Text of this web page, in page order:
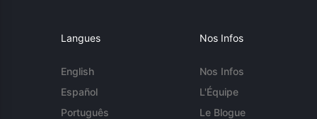
Langues
English
Español
Português
Nos Infos
Nos Infos
L'Équipe
Le Blogue